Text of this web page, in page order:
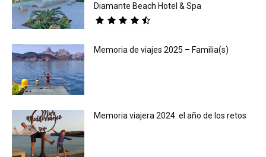
Diamante Beach Hotel & Spa
Memoria de viajes 2025 – Familia(s)
Memoria viajera 2024: el año de los retos